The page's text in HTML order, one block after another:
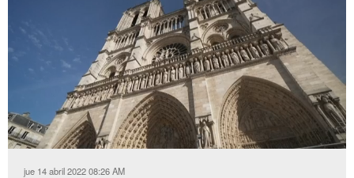
Unmute Loaded:
34.92%
jue 14 abril 2022 08:26 AM